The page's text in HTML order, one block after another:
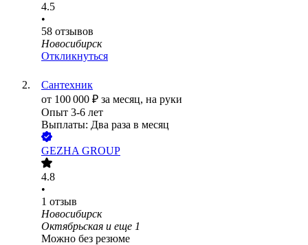
4.5
•
58 отзывов
Новосибирск
Откликнуться
Сантехник
от 100 000 ₽ за месяц, на руки
Опыт 3-6 лет
Выплаты: Два раза в месяц
GEZHA GROUP
4.8
•
1 отзыв
Новосибирск
Октябрьская и еще 1
Можно без резюме